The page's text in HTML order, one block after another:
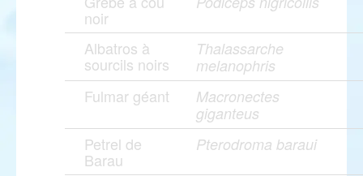
noir
Albatros à
sourcils noirs
Thalassarche
melanophris
Fulmar géant
Macronectes
giganteus
Petrel de
Barau
Pterodroma baraui